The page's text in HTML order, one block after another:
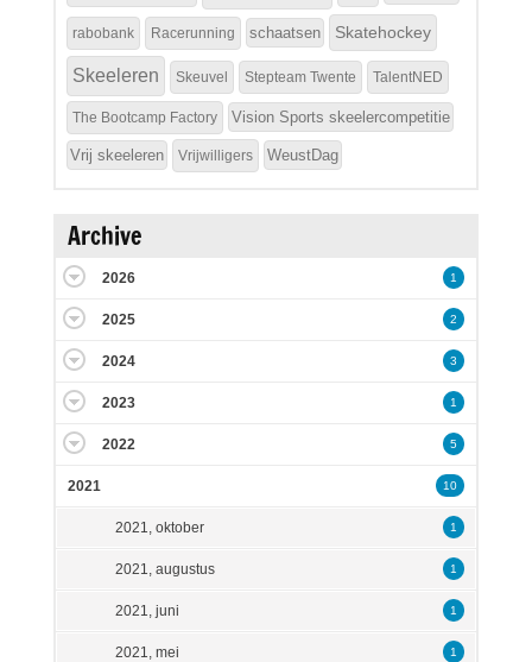
rabobank Racerunning schaatsen Skatehockey
Skeeleren Skeuvel Stepteam Twente TalentNED
The Bootcamp Factory Vision Sports skeelercompetitie
Vrij skeeleren Vrijwilligers WeustDag
Archive
2026 1
2025 2
2024 3
2023 1
2022 5
2021 10
2021, oktober 1
2021, augustus 1
2021, juni 1
2021, mei 1